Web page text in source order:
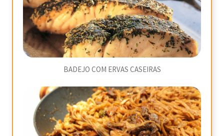
BADEJO COM ERVAS CASEIRAS